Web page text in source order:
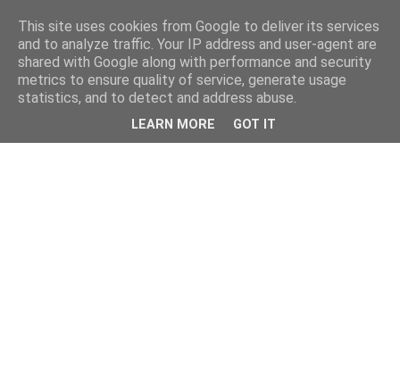
This site uses cookies from Google to deliver its services
and to analyze traffic. Your IP address and user-agent are
shared with Google along with performance and security
metrics to ensure quality of service, generate usage
statistics, and to detect and address abuse.
LEARN MORE GOT IT